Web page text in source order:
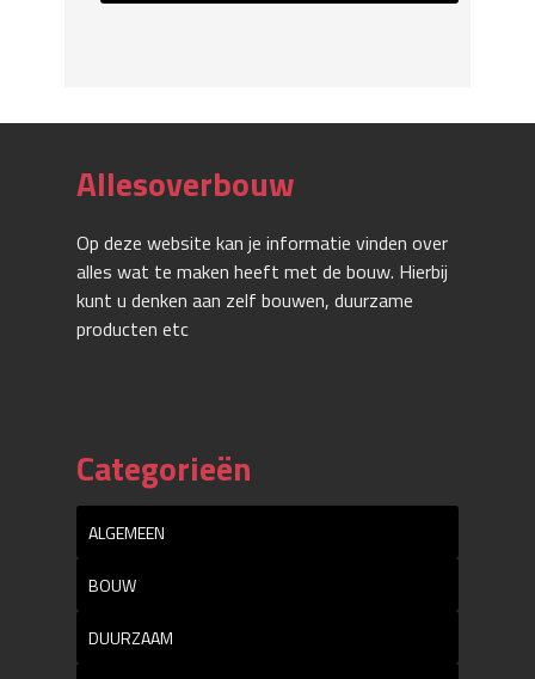
Allesoverbouw
Op deze website kan je informatie vinden over
alles wat te maken heeft met de bouw. Hierbij
kunt u denken aan zelf bouwen, duurzame
producten etc
Categorieën
ALGEMEEN
BOUW
DUURZAAM